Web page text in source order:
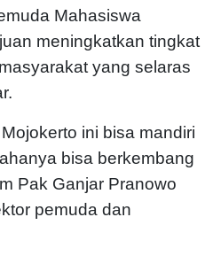
Mahasiswa
meningkatkan tingkat
yang selaras
ini bisa mandiri
bisa berkembang
Pak Ganjar Pranowo
pemuda dan